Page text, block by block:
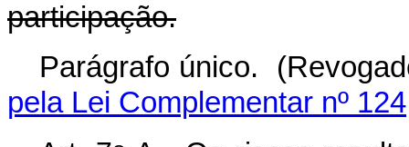
participação.
Parágrafo
pela Lei Complementar nº